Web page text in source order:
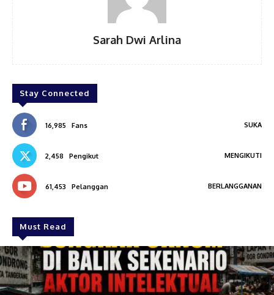
Sarah Dwi Arlina
Stay Connected
16,985 Fans SUKA
2,458 Pengikut MENGIKUTI
61,453 Pelanggan BERLANGGANAN
Must Read